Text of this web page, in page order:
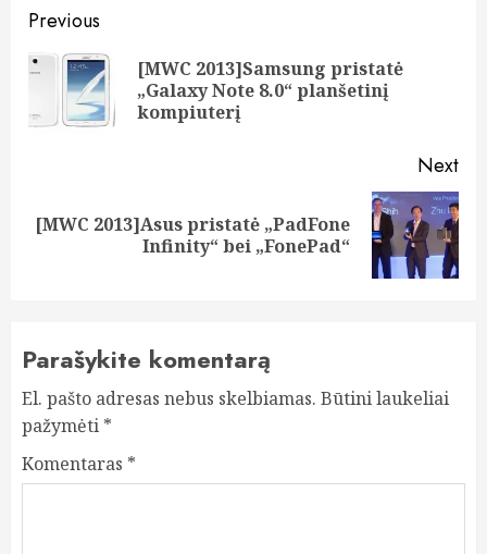
Post
navigation
Previous
[MWC 2013]Samsung pristatė
„Galaxy Note 8.0“ planšetinį
kompiuterį
Next
Next
[MWC 2013]Asus pristatė „PadFone
Infinity“ bei „FonePad“
Parašykite komentarą
El. pašto adresas nebus skelbiamas. Būtini laukeliai
pažymėti *
Komentaras *